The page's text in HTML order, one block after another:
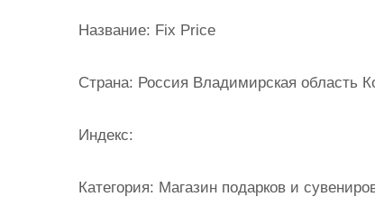
Название: Fix Price
Страна: Россия Владимирская область
Индекс:
Категория: Магазин подарков и